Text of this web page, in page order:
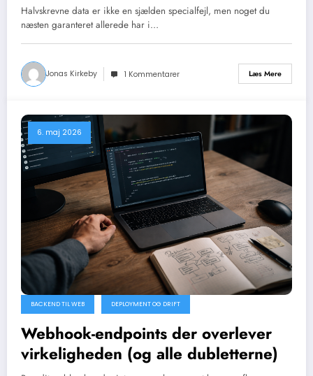
Halvskrevne data er ikke en sjælden specialfejl, men noget du
næsten garanteret allerede har i…
Jonas Kirkeby 1 Kommentarer Læs Mere
6. maj 2026
BACKEND TIL WEB DEPLOYMENT OG DRIFT
Webhook-endpoints der overlever
virkeligheden (og alle dubletterne)